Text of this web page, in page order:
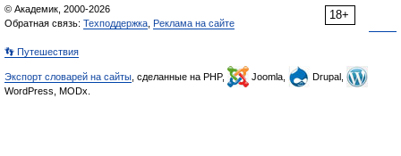
18+
© Академик, 2000-2026
Обратная связь: Техподдержка Реклама на сайте
👣 Путешествия
Экспорт словарей на сайты , сделанные на PHP, Joomla,
Drupal,
WordPress, MODx.